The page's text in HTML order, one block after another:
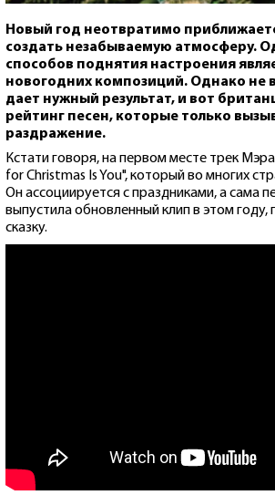
Новый год неотвратимо
создать незабываемую атмосферу.
способов поднятия настроения
новогодних композиций. Однако не
дает нужный результат, и вот
рейтинг песен, которые только
раздражение.
Кстати говоря, на первом месте трек
for Christmas Is You", который во многих
Он ассоциируется с праздниками, а сама
выпустила обновленный клип в этом году,
сказку.